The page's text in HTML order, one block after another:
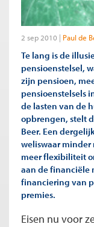
2 sep 2010 Paul de
Te lang is de
pensioenstelsel,
zijn pensioen,
pensioenstelsels
de lasten van de
opbrengen, stelt
Beer. Een
weliswaar
meer flexibiliteit
aan de financiële
financiering van
premies.
Eisen nu voor